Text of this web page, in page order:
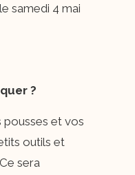
samedi 4 mai
?
pousses et vos
outils et
sera